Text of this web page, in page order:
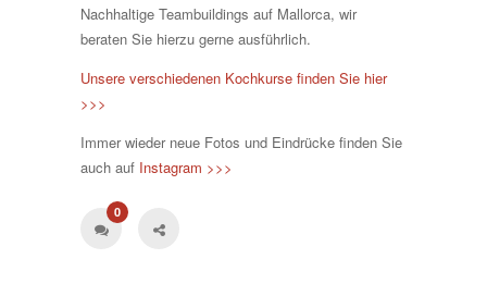
Nachhaltige Teambuildings auf Mallorca, wir
beraten Sie hierzu gerne ausführlich.
Unsere verschiedenen Kochkurse finden Sie hier
>>>
Immer wieder neue Fotos und Eindrücke finden Sie
auch auf Instagram >>>
0